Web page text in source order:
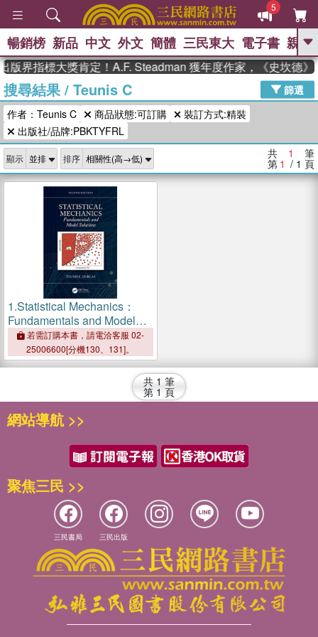
5
GO
The Odyssey 、
父親節 、 如果歷史是一群喵 、 暑期
推薦 、 國際布克獎 臺灣漫遊錄
孩：黎曼猜想 、 偉大的迷走神經
暢銷榜 新品 中文 外文 簡體 三民東大 電子書 親子
版界指標大獎肯定！A.F. Steadman 獲年度作家，《史坎德》
搜尋結果/ Teunis C
篩選
作者：Teunis C
商品狀態:可訂購
裝訂方式:精裝
出版社/品牌:PBKTYFRL
顯示 排序 共 1 筆
第 1 / 1 頁
1.Statistical Mechanics：
Fundamentals and Model
Solutions
若需訂購本書，請電洽客服 02-
25006600[分機130、131]。
共 1 筆
第 1 頁
網站導航 >>
聚焦三民 >>
三民書局 三民出版